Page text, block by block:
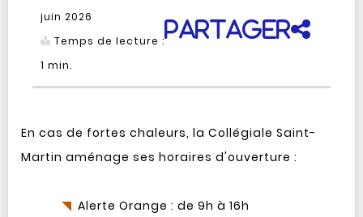
juin 2026
Temps de lecture :
1 min.
Partager
En cas de fortes chaleurs, la Collégiale Saint-
Martin aménage ses horaires d'ouverture :
Alerte Orange : de 9h à 16h